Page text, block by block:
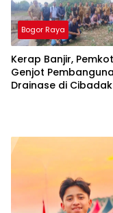
Bogor Raya
Kerap Banjir,
Genjot
Drainase di Cibadak